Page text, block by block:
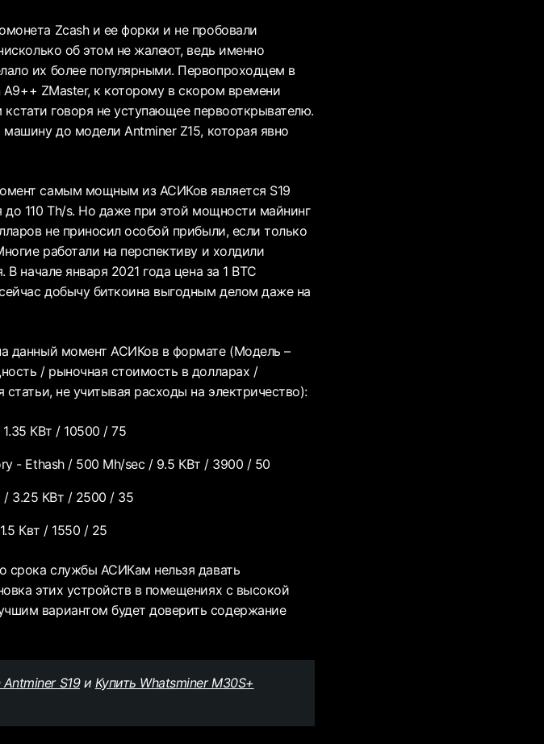
Zcash и ее форки и не пробовали
об этом не жалеют, ведь именно
их более популярными. Первопроходцем в
A9++ ZMaster, к которому в скором времени
говоря не уступающее первооткрывателю.
до модели Antminer Z15, которая явно
самым мощным из АСИКов является S19
110 Th/s. Но даже при этой мощности майнинг
не приносил особой прибыли, если только
работали на перспективу и холдили
начале января 2021 года цена за 1 BTC
добычу биткоина выгодным делом даже на
данный момент АСИКов в формате (Модель –
/ рыночная стоимость в долларах /
не учитывая расходы на электричество):
КВт / 10500 / 75
- Ethash / 500 Mh/sec / 9.5 КВт / 3900 / 50
/ 3.25 КВт / 2500 / 35
Квт / 1550 / 25
срока службы АСИКам нельзя давать
этих устройств в помещениях с высокой
вариантом будет доверить содержание
S19и Купить Whatsminer M30S+